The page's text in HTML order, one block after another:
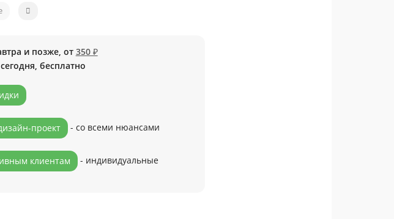
и позже, от 350 ₽
бесплатно
проект - со всеми нюансами
клиентам
- индивидуальные